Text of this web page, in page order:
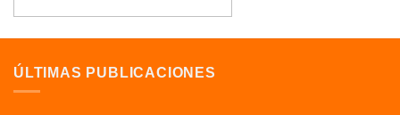
ÚLTIMAS PUBLICACIONES